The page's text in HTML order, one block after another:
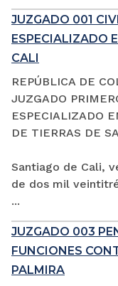
JUZGADO 001
ESPECIALIZADO
CALI
REPÚBLICA DE
JUZGADO
ESPECIALIZADO
DE TIERRAS DE
Santiago de Cali,
de dos mil
...
JUZGADO 003
FUNCIONES
PALMIRA